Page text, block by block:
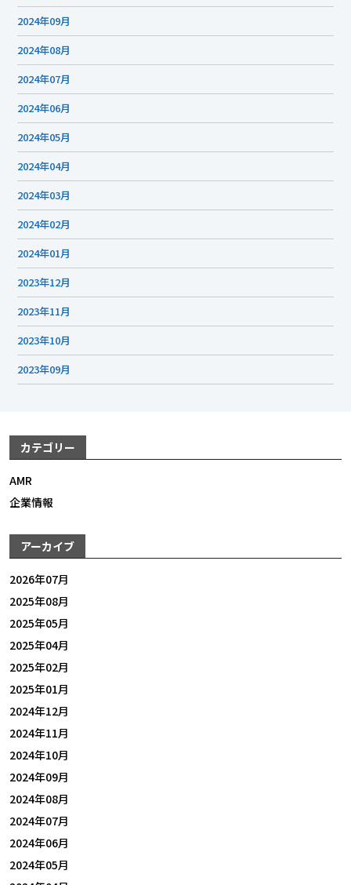
2024年09月
2024年08月
2024年07月
2024年06月
2024年05月
2024年04月
2024年03月
2024年02月
2024年01月
2023年12月
2023年11月
2023年10月
2023年09月
カテゴリー
AMR
企業情報
アーカイブ
2026年07月
2025年08月
2025年05月
2025年04月
2025年02月
2025年01月
2024年12月
2024年11月
2024年10月
2024年09月
2024年08月
2024年07月
2024年06月
2024年05月